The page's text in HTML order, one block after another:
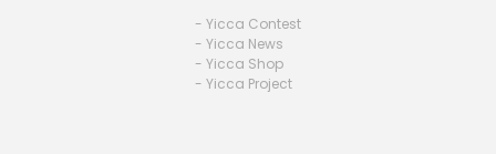
- Yicca Contest
- Yicca News
- Yicca Shop
- Yicca Project